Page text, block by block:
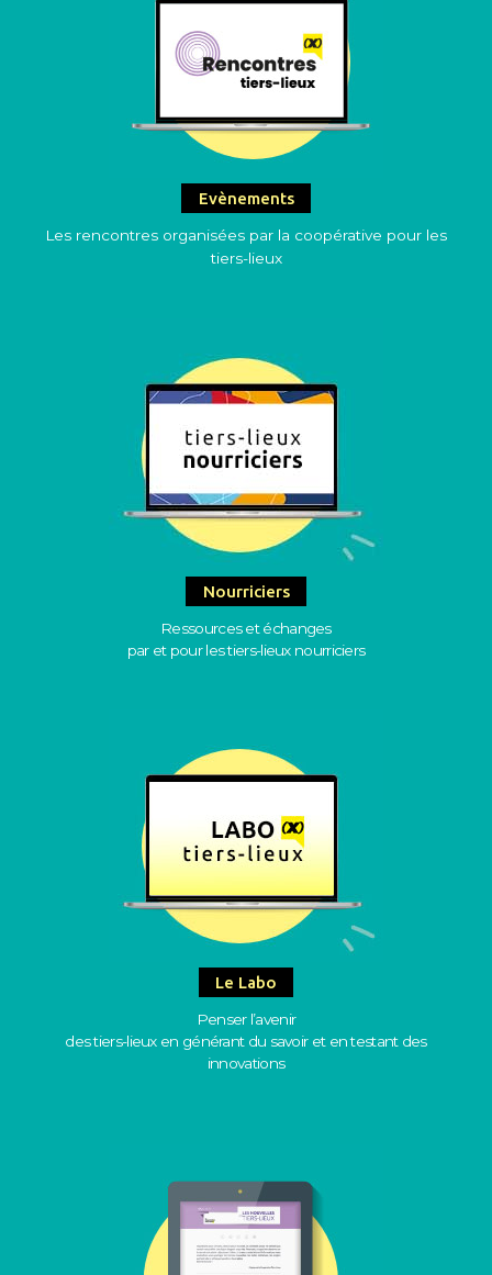
Evènements
Les rencontres organisées par la coopérative pour les
tiers-lieux
Nourriciers
Ressources et échanges
par et pour les tiers-lieux nourriciers
Le Labo
Penser l’avenir
des tiers-lieux en générant du savoir et en testant des
innovations